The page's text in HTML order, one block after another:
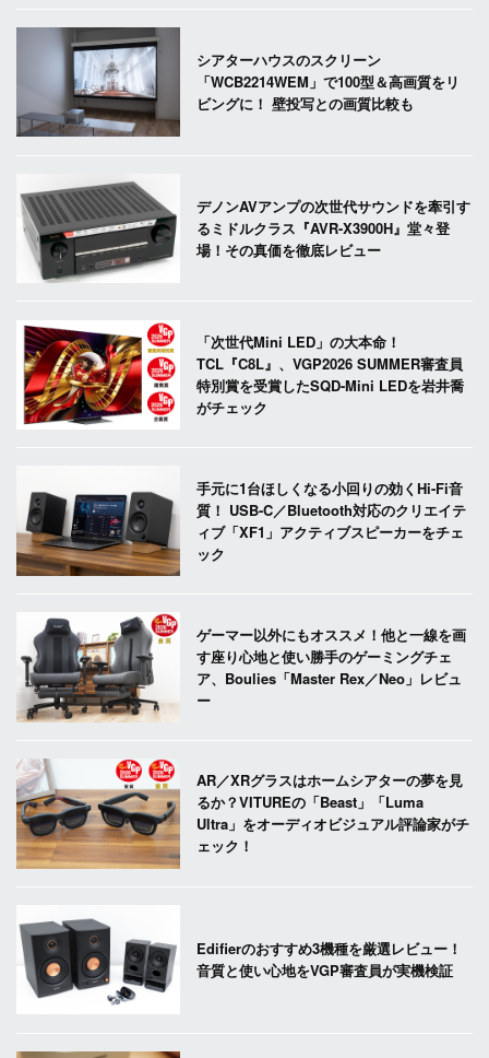
シアターハウスのスクリーン
「WCB2214WEM」で100型＆高画質をリ
ビングに！ 壁投写との画質比較も
デノンAVアンプの次世代サウンドを牽引す
るミドルクラス『AVR-X3900H』堂々登
場！その真価を徹底レビュー
「次世代Mini LED」の大本命！
TCL『C8L』、VGP2026 SUMMER審査員
特別賞を受賞したSQD-Mini LEDを岩井喬
がチェック
手元に1台ほしくなる小回りの効くHi-Fi音
質！ USB-C／Bluetooth対応のクリエイテ
ィブ「XF1」アクティブスピーカーをチェ
ック
ゲーマー以外にもオススメ！他と一線を画
す座り心地と使い勝手のゲーミングチェ
ア、Boulies「Master Rex／Neo」レビュ
ー
AR／XRグラスはホームシアターの夢を見
るか？VITUREの「Beast」「Luma
Ultra」をオーディオビジュアル評論家がチ
ェック！
Edifierのおすすめ3機種を厳選レビュー！
音質と使い心地をVGP審査員が実機検証